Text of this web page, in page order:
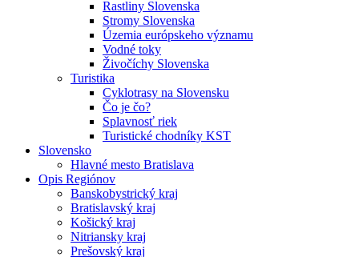
Rastliny Slovenska
Stromy Slovenska
Územia európskeho významu
Vodné toky
Živočíchy Slovenska
Turistika
Cyklotrasy na Slovensku
Čo je čo?
Splavnosť riek
Turistické chodníky KST
Slovensko
Hlavné mesto Bratislava
Opis Regiónov
Banskobystrický kraj
Bratislavský kraj
Košický kraj
Nitriansky kraj
Prešovský kraj